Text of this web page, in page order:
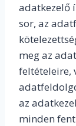
adatkezelő
sor, az
meg az
feltételeire,
az
minden